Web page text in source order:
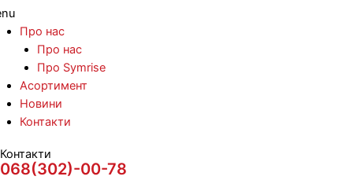
Про нас
Про нас
Про Symrise
Асортимент
Новини
Контакти
Контакти
068(302)-00-78